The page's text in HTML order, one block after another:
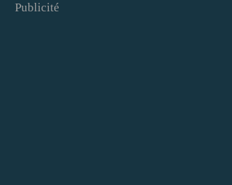
Publicité